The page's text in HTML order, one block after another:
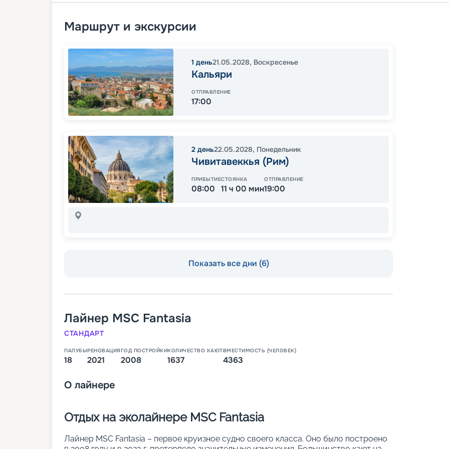
Маршрут и экскурсии
1 день21.05.2028, Воскресенье
Кальяри
ОТПРАВЛЕНИЕ
17:00
2 день22.05.2028, Понедельник
Чивитавеккья (Рим)
ПРИБЫТИЕ
08:00
СТОЯНКА
11 ч 00 мин
ОТПРАВЛЕНИЕ
19:00
Показать все дни (6)
Лайнер MSC Fantasia
СТАНДАРТ
ПАЛУБЫ
18
РЕНОВАЦИЯ
2021
ГОД ПОСТРОЙКИ
2008
КОЛИЧЕСТВО КАЮТ
1637
ВМЕСТИМОСТЬ (ЧЕЛОВЕК)
4363
О лайнере
Отдых на эколайнере MSC Fantasia
Лайнер MSC Fantasia – первое круизное судно своего класса. Оно было построено